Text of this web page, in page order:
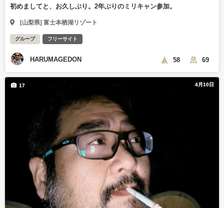
初めましてと、お久しぶり。2年ぶりのミリキャン参加。
[山梨県] 富士本栖湖リゾート
グループ フリーサイト
HARUMAGEDON 58 69
4月10日
17